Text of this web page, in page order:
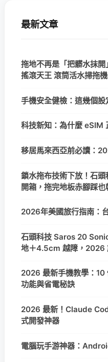
最新文章
拖地不再是「把髒水抹
搖滾天王 滾筒活水掃拖
手機安全健檢：這幾個設
科技新知：為什麼 eSIM
移居馬來西亞前必讀：
鎖水拖布技術下放！石
開箱，拖完地板赤腳踩也
2026年美國旅行指南：
石頭科技 Saros 20
地＋4.5cm 越障，2026
2026 最新手機教學：
功能與省電秘訣
2026 最新！Claude
式開發神器
電腦玩手游神器：